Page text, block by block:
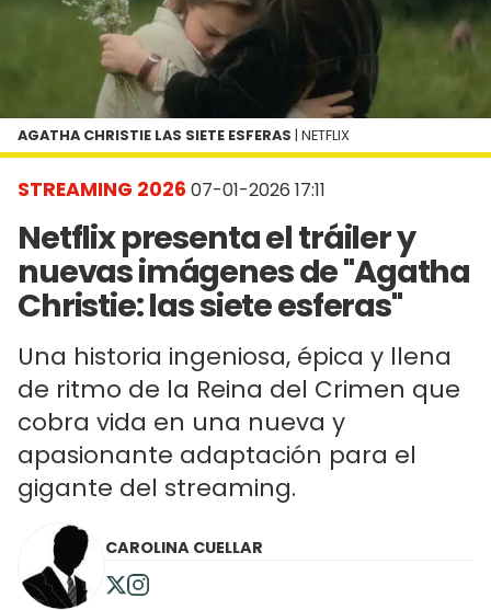
STREAMING 2026 07-01-2026 17:11
Netflix presenta el tráiler y
nuevas imágenes de "Agatha
Christie: las siete esferas"
Una historia ingeniosa, épica y llena
de ritmo de la Reina del Crimen que
cobra vida en una nueva y
apasionante adaptación para el
gigante del streaming.
AGATHA CHRISTIE LAS SIETE ESFERAS | NETFLIX
CAROLINA CUELLAR